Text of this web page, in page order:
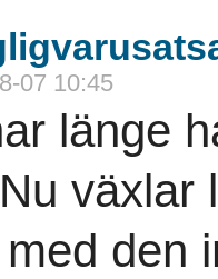
07 10:45
länge
växlar
den